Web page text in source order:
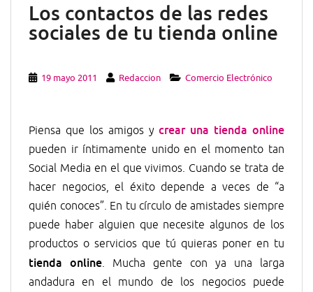
Los contactos de las redes
sociales de tu tienda online
19 mayo 2011 Redaccion Comercio Electrónico
Piensa que los amigos ycrear una tienda online
pueden ir íntimamente unido en el momento tan
Social Media en el que vivimos. Cuando se trata de
hacer negocios, el éxito depende a veces de “a
quién conoces”. En tu círculo de amistades siempre
puede haber alguien que necesite algunos de los
productos o servicios que tú quieras poner en tu
tienda online. Mucha gente con ya una larga
andadura en el mundo de los negocios puede